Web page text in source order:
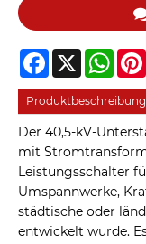
Facebook
X
Produktbeschreibung
Der 40,5-kV-
mit
Leistungsschalter
Umspannwerke,
städtische oder
entwickelt wurde.